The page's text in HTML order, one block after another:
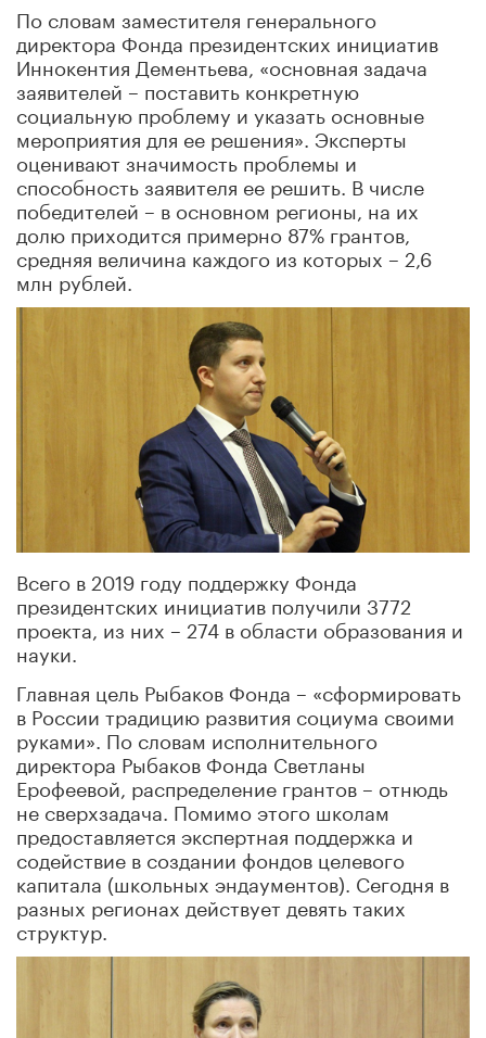
По словам заместителя генерального
директора Фонда президентских инициатив
Иннокентия Дементьева, «основная задача
заявителей – поставить конкретную
социальную проблему и указать основные
мероприятия для ее решения». Эксперты
оценивают значимость проблемы и
способность заявителя ее решить. В числе
победителей – в основном регионы, на их
долю приходится примерно 87% грантов,
средняя величина каждого из которых – 2,6
млн рублей.
Всего в 2019 году поддержку Фонда
президентских инициатив получили 3772
проекта, из них – 274 в области образования и
науки.
Главная цель Рыбаков Фонда – «сформировать
в России традицию развития социума своими
руками». По словам исполнительного
директора Рыбаков Фонда Светланы
Ерофеевой, распределение грантов – отнюдь
не сверхзадача. Помимо этого школам
предоставляется экспертная поддержка и
содействие в создании фондов целевого
капитала (школьных эндаументов). Сегодня в
разных регионах действует девять таких
структур.